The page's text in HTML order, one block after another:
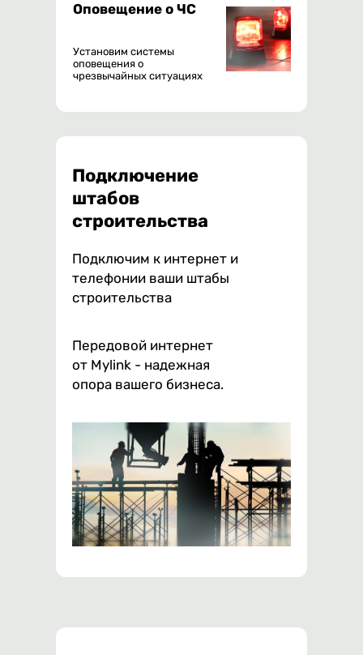
Оповещение о ЧС
Установим системы
оповещения о
чрезвычайных ситуациях
Подключение
штабов
строительства
Подключим к интернет и
телефонии ваши штабы
строительства
Передовой интернет
от Mylink - надежная
опора вашего бизнеса.